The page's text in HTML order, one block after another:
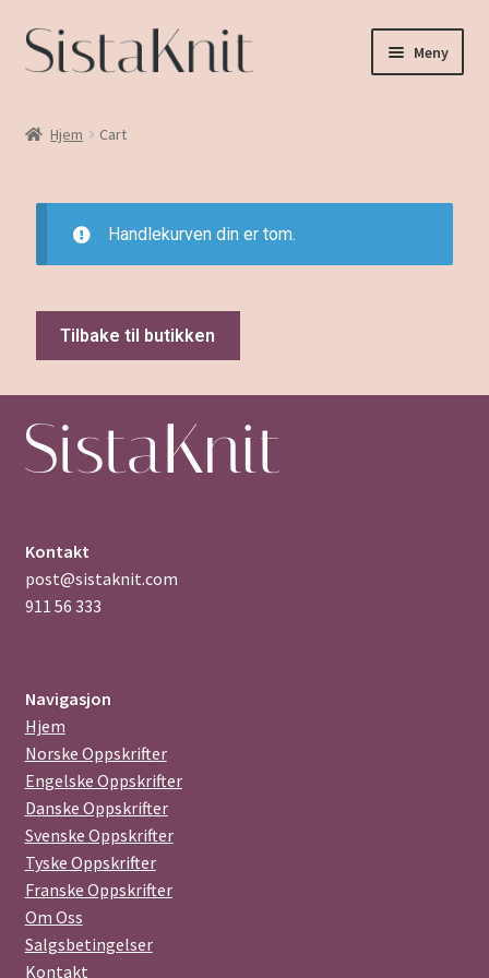
Meny
Salgsbetingelser
Kontakt
Hjem Cart
Handlekurven din er tom.
Tilbake til butikken
Kontakt
post@sistaknit.com
911 56 333
Navigasjon
Hjem
Norske Oppskrifter
Engelske Oppskrifter
Danske Oppskrifter
Svenske Oppskrifter
Tyske Oppskrifter
Franske Oppskrifter
Om Oss
Salgsbetingelser
Kontakt